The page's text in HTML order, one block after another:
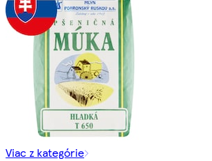
Viac z kategórie